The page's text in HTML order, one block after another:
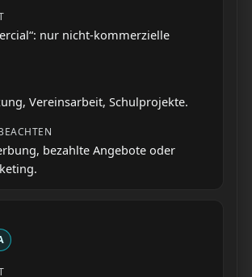
nur nicht-kommerzielle
Vereinsarbeit, Schulprojekte.
bezahlte Angebote oder